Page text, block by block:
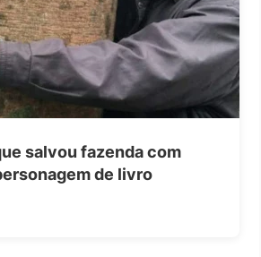
salvou fazenda com
de livro